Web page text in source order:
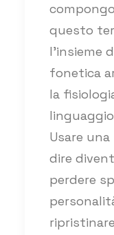
questo
l’insieme
fonetica
la
Usare
dire
perdere